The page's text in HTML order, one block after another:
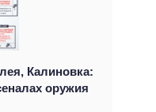
Калиновка:
оружия